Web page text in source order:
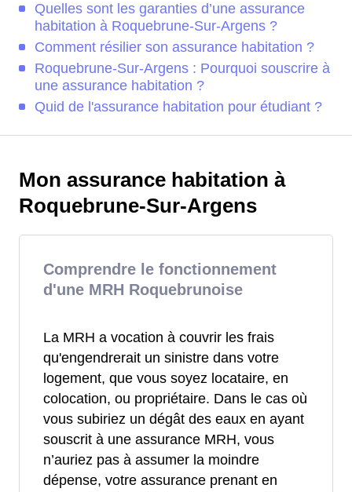
Quelles sont les garanties d’une assurance
habitation à Roquebrune-Sur-Argens ?
Comment résilier son assurance habitation ?
Roquebrune-Sur-Argens : Pourquoi souscrire à
une assurance habitation ?
Quid de l'assurance habitation pour étudiant ?
Mon assurance habitation à
Roquebrune-Sur-Argens
Comprendre le fonctionnement
d'une MRH Roquebrunoise
La MRH a vocation à couvrir les frais
qu'engendrerait un sinistre dans votre
logement, que vous soyez locataire, en
colocation, ou propriétaire. Dans le cas où
vous subiriez un dégât des eaux en ayant
souscrit à une assurance MRH, vous
n’auriez pas à assumer la moindre
dépense, votre assurance prenant en